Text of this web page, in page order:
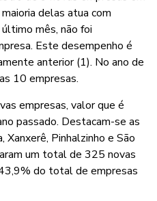
delas atua com
mês, não foi
Este desempenho é
anterior (1). No ano de
10 empresas.
empresas, valor que é
passado. Destacam-se as
Xanxerê, Pinhalzinho e São
um total de 325 novas
do total de empresas